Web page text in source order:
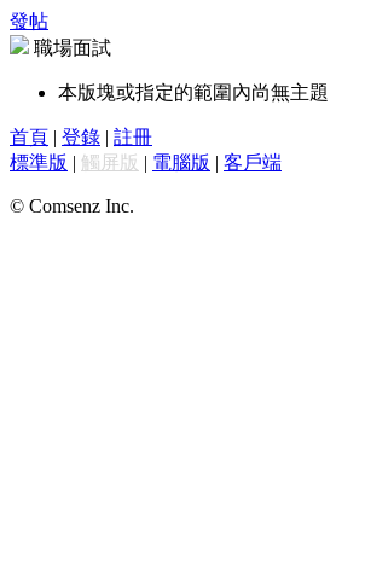
發帖
職場面試
本版塊或指定的範圍內尚無主題
首頁 | 登錄 | 註冊
標準版 | 觸屏版 | 電腦版 | 客戶端
© Comsenz Inc.